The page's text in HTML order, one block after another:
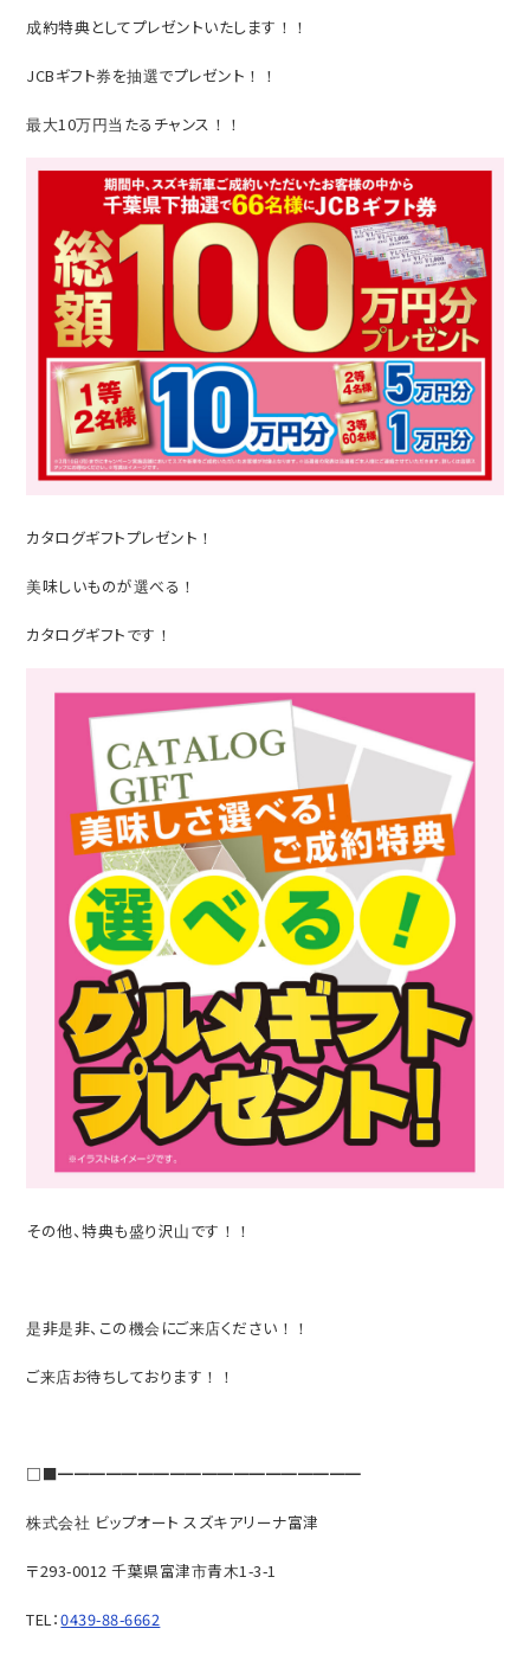
成約特典としてプレゼントいたします！！
JCBギフト券を抽選でプレゼント！！
最大10万円当たるチャンス！！
カタログギフトプレゼント！
美味しいものが選べる！
カタログギフトです！
その他、特典も盛り沢山です！！
是非是非、この機会にご来店ください！！
ご来店お待ちしております！！
□■━━━━━━━━━━━━━━━━━━━
株式会社 ビップオート スズキアリーナ富津
〒293-0012 千葉県富津市青木1-3-1
TEL：0439-88-6662